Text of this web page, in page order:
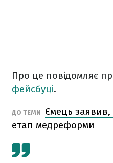
Про це повідомляє
фейсбуці.
ДО ТЕМИ
Ємець заявив,
етап медреформи